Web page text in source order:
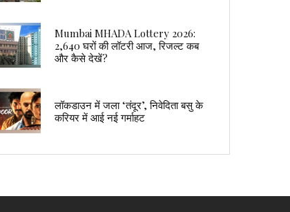
Mumbai MHADA Lottery 2026:
2,640 घरों की लॉटरी आज, रिजल्ट कब
और कैसे देखें?
लॉकडाउन में जला ‘तंदूर’, निवेदिता बसु के
करियर में आई नई गर्माहट